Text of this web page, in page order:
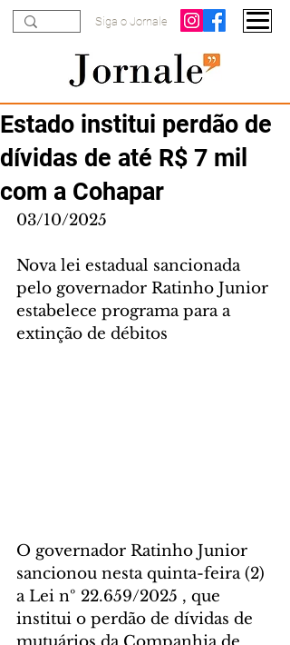
Siga o Jornale
Estado institui perdão de
dívidas de até R$ 7 mil
com a Cohapar
03/10/2025
Nova lei estadual sancionada
pelo governador Ratinho Junior
estabelece programa para a
extinção de débitos
O governador Ratinho Junior
sancionou nesta quinta-feira (2)
a Lei nº 22.659/2025 , que
institui o perdão de dívidas de